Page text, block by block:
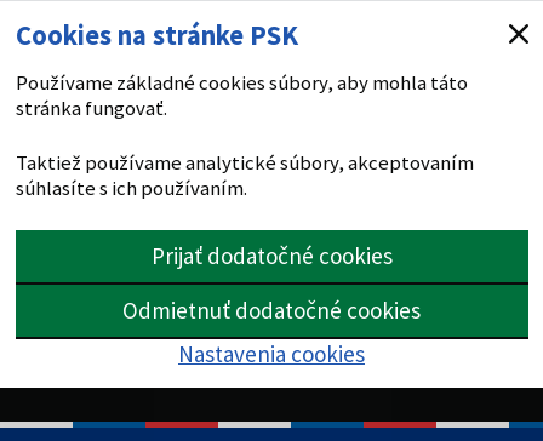
Cookies na stránke PSK
Používame základné cookies súbory, aby mohla táto
stránka fungovať.
Taktiež používame analytické súbory, akceptovaním
súhlasíte s ich používaním.
Prijať dodatočné cookies
Odmietnuť dodatočné cookies
Nastavenia cookies